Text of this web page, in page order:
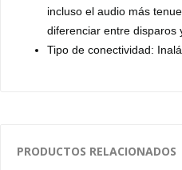
incluso el audio más
diferenciar entre disparos
Tipo de conectividad:
PRODUCTOS RELACIONADOS